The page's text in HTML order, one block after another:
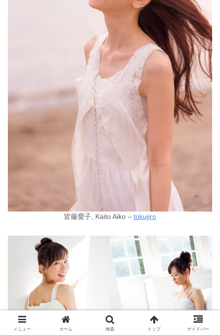
皆藤愛子, Kaito Aiko – tokujiro
メニュー ホーム 検索 トップ サイドバー